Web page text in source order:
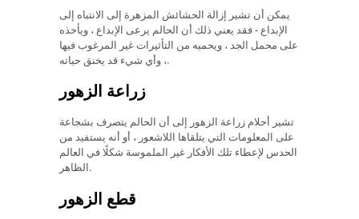
يمكن أن تشير إزالة الحشائش المزهرة إلى الانتباه إلى
الإبداع - فقد يعني ذلك أن الحالم يرعى الإبداع ، ويأخذه
على محمل الجد ، ويحميه من التأثيرات غير المرغوب فيها
، وأي شيء قد يخنق حياته.
زراعة الزهور
تشير أحلام زراعة الزهور إلى أن الحالم يتصرف بشجاعة
على المعلومات التي يتلقاها اللاشعور ، أو أنه يستفيد من
الحدس لإعطاء تلك الأفكار غير الملموسة شكلًا في العالم
الظاهر.
قطع الزهور